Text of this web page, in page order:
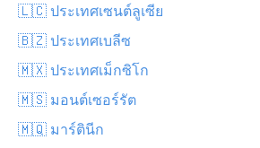
🇱🇨 ประเทศเซนต์ลูเซีย
🇧🇿 ประเทศเบลีซ
🇲🇽 ประเทศเม็กซิโก
🇲🇸 มอนต์เซอร์รัต
🇲🇶 มาร์ตินีก